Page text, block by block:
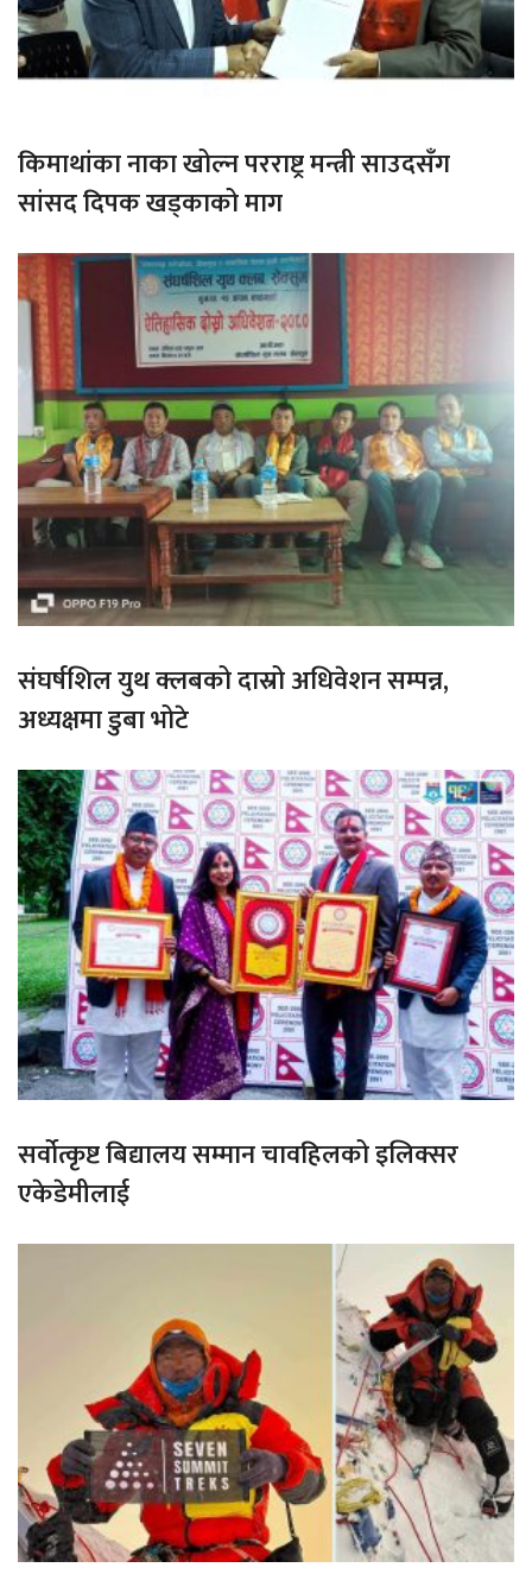
किमाथांका नाका खोल्न परराष्ट्र मन्त्री साउदसँग
सांसद दिपक खड्काको माग
संघर्षशिल युथ क्लबको दास्रो अधिवेशन सम्पन्न,
अध्यक्षमा डुबा भोटे
सर्वोत्कृष्ट बिद्यालय सम्मान चावहिलको इलिक्सर
एकेडेमीलाई